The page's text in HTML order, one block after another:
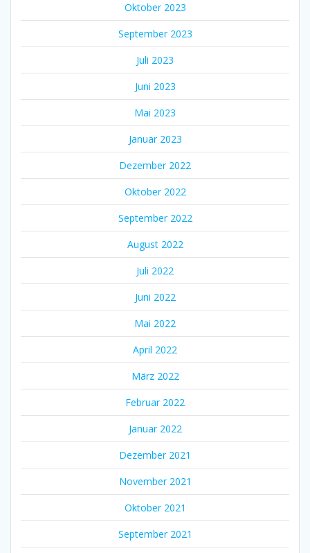
Oktober 2023
September 2023
Juli 2023
Juni 2023
Mai 2023
Januar 2023
Dezember 2022
Oktober 2022
September 2022
August 2022
Juli 2022
Juni 2022
Mai 2022
April 2022
März 2022
Februar 2022
Januar 2022
Dezember 2021
November 2021
Oktober 2021
September 2021